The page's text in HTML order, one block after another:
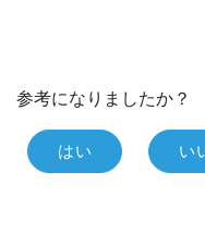
参考になりましたか？
はい い